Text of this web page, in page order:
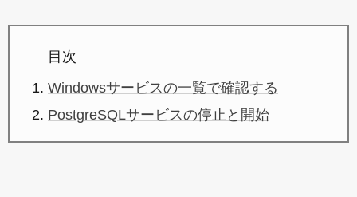
目次
Windowsサービスの一覧で確認する
PostgreSQLサービスの停止と開始